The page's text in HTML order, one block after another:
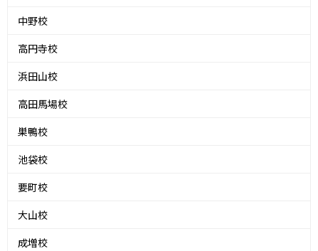
中野校
高円寺校
浜田山校
高田馬場校
巣鴨校
池袋校
要町校
大山校
成増校